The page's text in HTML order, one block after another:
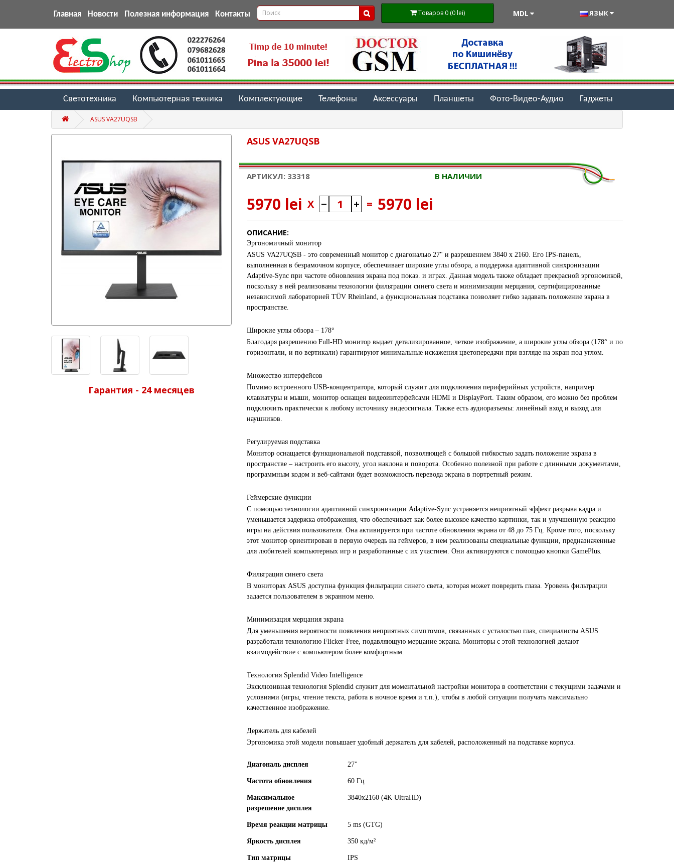
Главная Новости Полезная информация Контакты Товаров 0 (0 lei) MDL ЯЗЫК
Светотехника Компьютерная техника Комплектующие Телефоны Аксессуары Планшеты Фото-Видео-Аудио Гаджеты
ASUS VA27UQSB
Гарантия - 24 месяцев
ASUS VA27UQSB
АРТИКУЛ: 33318 В НАЛИЧИИ
5970 lei X = 5970 lei
ОПИСАНИЕ:
Эргономичный монитор
ASUS VA27UQSB - это современный монитор с диагональю 27" и разрешением 3840 x 2160. Его IPS-панель,
выполненная в безрамочном корпусе, обеспечивает широкие углы обзора, а поддержка адаптивной синхронизации
Adaptive-Sync при частоте обновления экрана под показ. и играх. Данная модель также обладает прекрасной эргономикой,
поскольку в ней реализованы технологии фильтрации синего света и минимизации мерцания, сертифицированные
независимой лабораторией TÜV Rheinland, а функциональная подставка позволяет гибко задавать положение экрана в
пространстве.
Широкие углы обзора – 178°
Благодаря разрешению Full-HD монитор выдает детализированное, четкое изображение, а широкие углы обзора (178° и по
горизонтали, и по вертикали) гарантируют минимальные искажения цветопередачи при взгляде на экран под углом.
Множество интерфейсов
Помимо встроенного USB-концентратора, который служит для подключения периферийных устройств, например
клавиатуры и мыши, монитор оснащен видеоинтерфейсами HDMI и DisplayPort. Таким образом, его можно без проблем
подключить практически к любому источнику видеосигнала. Также есть аудиоразъемы: линейный вход и выход для
наушников.
Регулируемая подставка
Монитор оснащается функциональной подставкой, позволяющей с большой гибкостью задать положение экрана в
пространстве – настроить его высоту, угол наклона и поворота. Особенно полезной при работе с длинными документами,
программным кодом и веб-сайтами будет возможность перевода экрана в портретный режим.
Геймерские функции
С помощью технологии адаптивной синхронизации Adaptive-Sync устраняется неприятный эффект разрыва кадра и
уменьшается задержка отображения, что обеспечивает как более высокое качество картинки, так и улучшенную реакцию
игры на действия пользователя. Она активируется при частоте обновления экрана от 48 до 75 Гц. Кроме того, поскольку
этот монитор ориентирован в первую очередь на геймеров, в нем реализованы специальные функции, предназначенные
для любителей компьютерных игр и разработанные с их участием. Они активируются с помощью кнопки GamePlus.
Фильтрация синего света
В мониторах ASUS доступна функция фильтрации синего света, которая может повредить глаза. Уровень фильтрации
задается пользователем в экранном меню.
Минимизация мерцания экрана
Для уменьшения вероятности появления неприятных симптомов, связанных с усталостью глаз, специалисты ASUS
разработали технологию Flicker-Free, подавляющую мерцание экрана. Мониторы с этой технологией делают
взаимодействие с компьютером более комфортным.
Технология Splendid Video Intelligence
Эксклюзивная технология Splendid служит для моментальной настройки монитора в соответствии с текущими задачами и
условиями (игры, чтение текста, работа в ночное время и т.п.), чтобы в любой ситуации получать максимально
качественное изображение.
Держатель для кабелей
Эргономика этой модели повышает удобный держатель для кабелей, расположенный на подставке корпуса.
Диагональ дисплея 27"
Частота обновления 60 Гц
Максимальное
разрешение дисплея
3840x2160 (4K UltraHD)
Время реакции матрицы 5 ms (GTG)
Яркость дисплея 350 кд/м²
Тип матрицы IPS